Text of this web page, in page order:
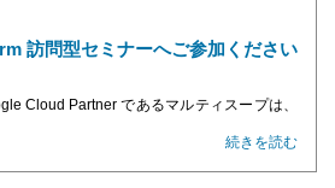
訪問型セミナーへご参加ください
Cloud Partner であるマルティスープは、
続きを読む